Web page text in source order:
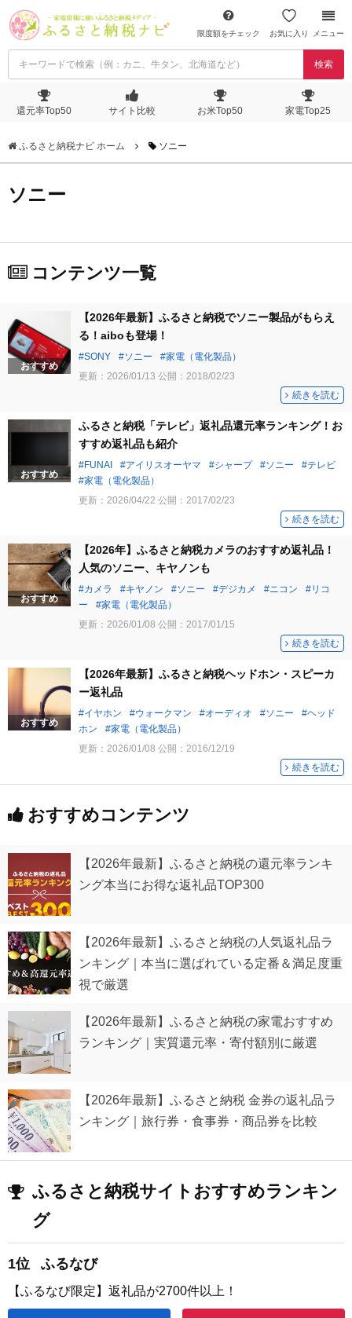
限度額をチェック お気に入り メニュー
検索
還元率Top50 サイト比較 お米Top50 家電Top25
ふるさと納税ナビ ホーム ソニー
ソニー
コンテンツ一覧
【2026年最新】ふるさと納税でソニー製品がもらえ
る！aiboも登場！
SONY ソニー
家電（電化製品）
更新： 2026/01/13 公開： 2018/02/23
続きを読む
おすすめ
ふるさと納税「テレビ」返礼品還元率ランキング！お
すすめ返礼品も紹介
FUNAI アイリスオーヤマ シャープ ソニー
テレビ
家電（電化製品）
更新： 2026/04/22 公開： 2017/02/23
続きを読む
おすすめ
【2026年】ふるさと納税カメラのおすすめ返礼品！
人気のソニー、キヤノンも
カメラ キヤノン ソニー デジカメ ニコン
リコ
ー
家電（電化製品）
更新： 2026/01/08 公開： 2017/01/15
続きを読む
おすすめ
【2026年最新】ふるさと納税ヘッドホン・スピーカ
ー返礼品
イヤホン ウォークマン オーディオ ソニー
ヘッド
ホン
家電（電化製品）
更新： 2026/01/08 公開： 2016/12/19
続きを読む
おすすめ
おすすめコンテンツ
【2026年最新】ふるさと納税の還元率ランキ
ング本当にお得な返礼品TOP300
【2026年最新】ふるさと納税の人気返礼品ラ
ンキング｜本当に選ばれている定番＆満足度重
視で厳選
【2026年最新】ふるさと納税の家電おすすめ
ランキング｜実質還元率・寄付額別に厳選
【2026年最新】ふるさと納税 金券の返礼品ラ
ンキング｜旅行券・食事券・商品券を比較
ふるさと納税サイトおすすめランキン
グ
1位 ふるなび
【ふるなび限定】返礼品が2700件以上！